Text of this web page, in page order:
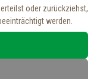
oder zurückziehst,
werden.